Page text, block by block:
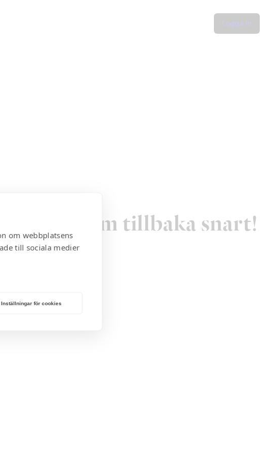
om webbplatsens
till sociala medier
Inställningar för cookies
Logga in
– kom tillbaka snart!